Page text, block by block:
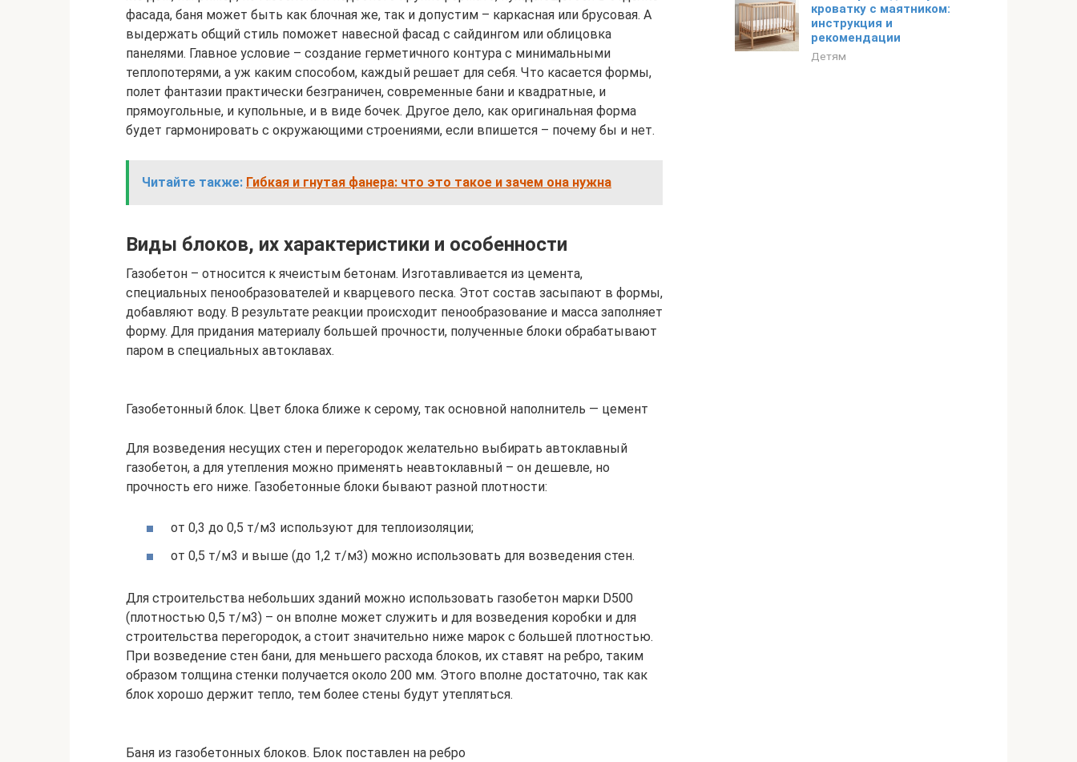
фасада, баня может быть как блочная же, так и допустим – каркасная или брусовая. А
выдержать общий стиль поможет навесной фасад с сайдингом или облицовка
панелями. Главное условие – создание герметичного контура с минимальными
теплопотерями, а уж каким способом, каждый решает для себя. Что касается формы,
полет фантазии практически безграничен, современные бани и квадратные, и
прямоугольные, и купольные, и в виде бочек. Другое дело, как оригинальная форма
будет гармонировать с окружающими строениями, если впишется – почему бы и нет.
Читайте также: Гибкая и гнутая фанера: что это такое и зачем она нужна
Виды блоков, их характеристики и особенности
Газобетон – относится к ячеистым бетонам. Изготавливается из цемента,
специальных пенообразователей и кварцевого песка. Этот состав засыпают в формы,
добавляют воду. В результате реакции происходит пенообразование и масса заполняет
форму. Для придания материалу большей прочности, полученные блоки обрабатывают
паром в специальных автоклавах.
Газобетонный блок. Цвет блока ближе к серому, так основной наполнитель — цемент
Для возведения несущих стен и перегородок желательно выбирать автоклавный
газобетон, а для утепления можно применять неавтоклавный – он дешевле, но
прочность его ниже. Газобетонные блоки бывают разной плотности:
от 0,3 до 0,5 т/м3 используют для теплоизоляции;
от 0,5 т/м3 и выше (до 1,2 т/м3) можно использовать для возведения стен.
Для строительства небольших зданий можно использовать газобетон марки D500
(плотностью 0,5 т/м3) – он вполне может служить и для возведения коробки и для
строительства перегородок, а стоит значительно ниже марок с большей плотностью.
При возведение стен бани, для меньшего расхода блоков, их ставят на ребро, таким
образом толщина стенки получается около 200 мм. Этого вполне достаточно, так как
блок хорошо держит тепло, тем более стены будут утепляться.
Баня из газобетонных блоков. Блок поставлен на ребро
кроватку с маятником:
инструкция и
рекомендации
Детям